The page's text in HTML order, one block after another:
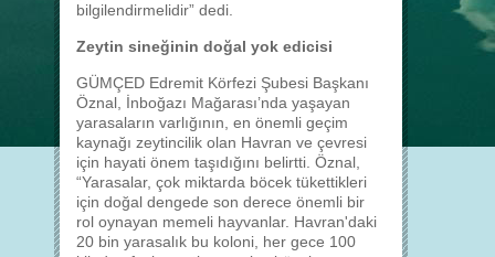
bilgilendirmelidir” dedi.
Zeytin sineğinin doğal yok edicisi
GÜMÇED Edremit Körfezi Şubesi Başkanı
Öznal, İnboğazı Mağarası’nda yaşayan
yarasaların varlığının, en önemli geçim
kaynağı zeytincilik olan Havran ve çevresi
için hayati önem taşıdığını belirtti. Öznal,
“Yarasalar, çok miktarda böcek tükettikleri
için doğal dengede son derece önemli bir
rol oynayan memeli hayvanlar. Havran'daki
20 bin yarasalık bu koloni, her gece 100